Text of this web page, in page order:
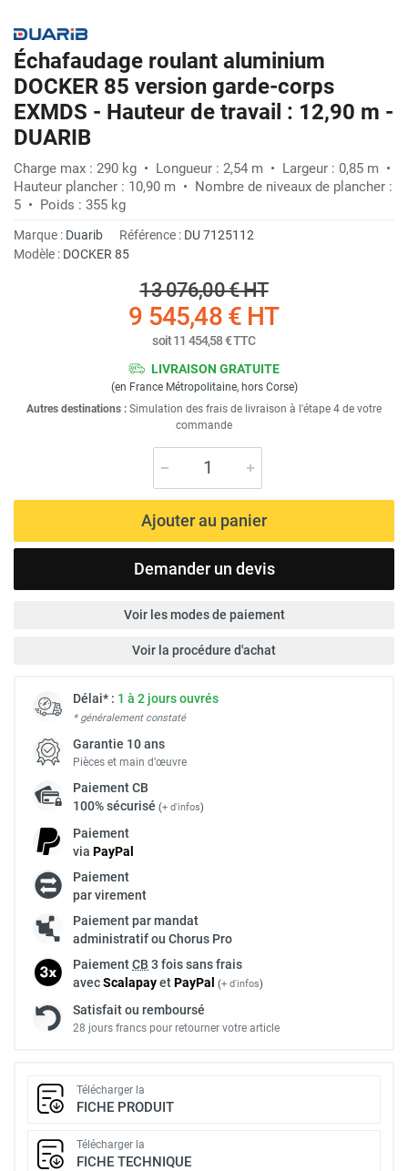
Échafaudage roulant aluminium
DOCKER 85 version garde-corps
EXMDS - Hauteur de travail : 12,90 m -
DUARIB
Charge max : 290 kg • Longueur : 2,54 m • Largeur : 0,85 m •
Hauteur plancher : 10,90 m • Nombre de niveaux de plancher :
5 • Poids : 355 kg
Marque : Duarib Référence : DU 7125112
Modèle : DOCKER 85
13 076,00 €HT
9 545,48 € HT
soit11 454,58 €TTC
LIVRAISON GRATUITE
(en France Métropolitaine, hors Corse)
Autres destinations : Simulation des frais de livraison à l'étape 4 de votre
commande
Ajouter au panier
Demander un devis
Voir les modes de paiement
Voir la procédure d'achat
Délai* : 1 à 2 jours ouvrés
* généralement constaté
Garantie 10 ans
Pièces et main d’œuvre
PaiementCB
100% sécurisé (+ d'infos)
Paiement
via PayPal
Paiement
par virement
Paiement par mandat
administratif ou Chorus Pro
PaiementCB 3 fois sans frais
avecScalapayetPayPal (+ d'infos)
Satisfait ou remboursé
28 jours francs pour retourner votre article
Télécharger la
FICHE PRODUIT
Télécharger la
FICHE TECHNIQUE